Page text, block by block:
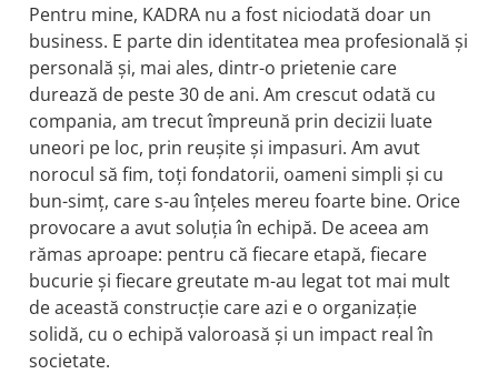
Pentru mine, KADRA nu a fost niciodată doar un
business. E parte din identitatea mea profesională și
personală și, mai ales, dintr-o prietenie care
durează de peste 30 de ani. Am crescut odată cu
compania, am trecut împreună prin decizii luate
uneori pe loc, prin reușite și impasuri. Am avut
norocul să fim, toți fondatorii, oameni simpli și cu
bun-simț, care s-au înțeles mereu foarte bine. Orice
provocare a avut soluția în echipă. De aceea am
rămas aproape: pentru că fiecare etapă, fiecare
bucurie și fiecare greutate m-au legat tot mai mult
de această construcție care azi e o organizație
solidă, cu o echipă valoroasă și un impact real în
societate.